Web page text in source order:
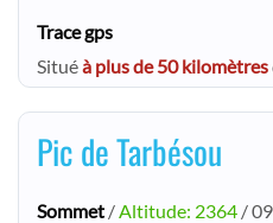
Trace gps
Situéà plus de 50 kilomètres
Pic de Tarbésou
Sommet / Altitude: 2364 /